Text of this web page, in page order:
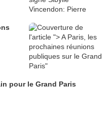
pour le Grand Paris